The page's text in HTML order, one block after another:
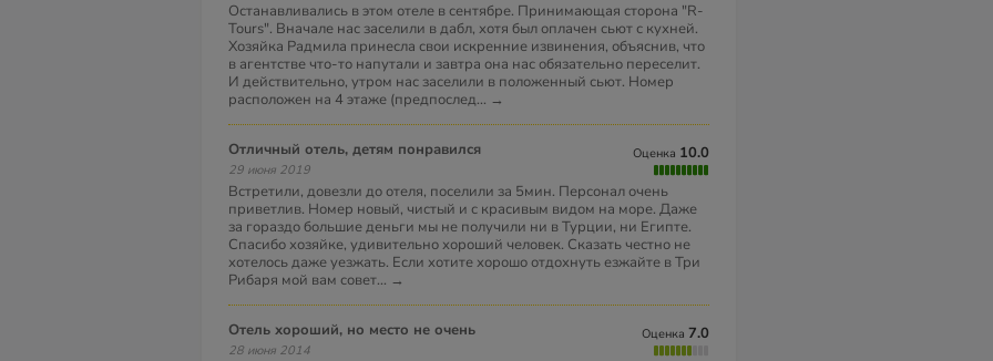
Останавливались в этом отеле в сентябре. Принимающая сторона "R-
Tours". Вначале нас заселили в дабл, хотя был оплачен сьют с кухней.
Хозяйка Радмила принесла свои искренние извинения, объяснив, что
в агентстве что-то напутали и завтра она нас обязательно переселит.
И действительно, утром нас заселили в положенный сьют. Номер
расположен на 4 этаже (предпослед... →
Отличный отель, детям понравился
29 июня 2019
Оценка
10.0
Встретили, довезли до отеля, поселили за 5мин. Персонал очень
приветлив. Номер новый, чистый и с красивым видом на море. Даже
за гораздо большие деньги мы не получили ни в Турции, ни Египте.
Спасибо хозяйке, удивительно хороший человек. Сказать честно не
хотелось даже уезжать. Если хотите хорошо отдохнуть езжайте в Три
Рибаря мой вам совет... →
Отель хороший, но место не очень
28 июня 2014
Оценка
7.0